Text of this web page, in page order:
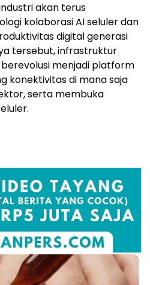
akan terus
kolaborasi AI seluler dan
digital generasi
tersebut, infrastruktur
menjadi platform
konektivitas di mana saja
serta membuka